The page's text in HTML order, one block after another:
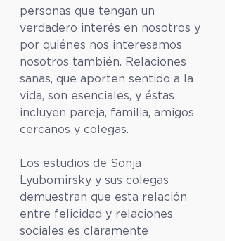
personas que tengan un
verdadero interés en nosotros y
por quiénes nos interesamos
nosotros también. Relaciones
sanas, que aporten sentido a la
vida, son esenciales, y éstas
incluyen pareja, familia, amigos
cercanos y colegas.
Los estudios de Sonja
Lyubomirsky y sus colegas
demuestran que esta relación
entre felicidad y relaciones
sociales es claramente